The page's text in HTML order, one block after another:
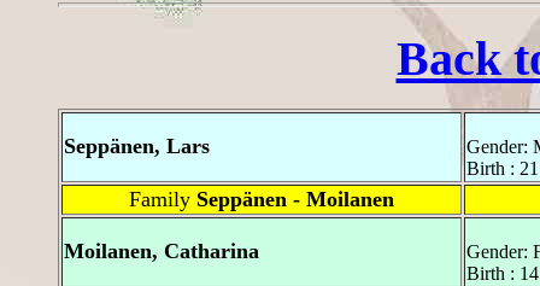
Back
Seppänen, Lars
Gender:
Birth :
Family Seppänen - Moilanen
Moilanen, Catharina
Gender:
Birth :